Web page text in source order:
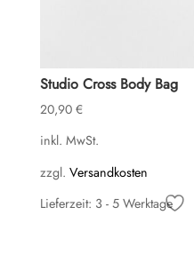
Studio Cross Body Bag
20,90 €
inkl. MwSt.
zzgl. Versandkosten
Lieferzeit: 3 - 5 Werktage